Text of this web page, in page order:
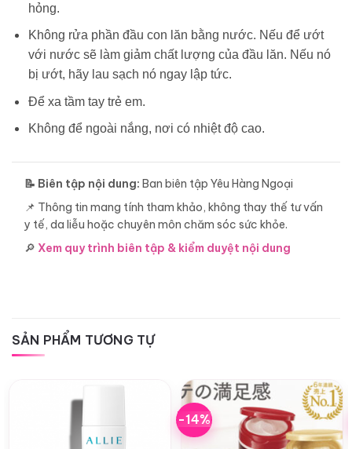
hỏng.
Không rửa phần đầu con lăn bằng nước. Nếu để ướt
với nước sẽ làm giảm chất lượng của đầu lăn. Nếu nó
bị ướt, hãy lau sạch nó ngay lập tức.
Để xa tầm tay trẻ em.
Không để ngoài nắng, nơi có nhiệt độ cao.
📝 Biên tập nội dung: Ban biên tập Yêu Hàng Ngoại
📌 Thông tin mang tính tham khảo, không thay thế tư vấn
y tế, da liễu hoặc chuyên môn chăm sóc sức khỏe.
🔎 Xem quy trình biên tập & kiểm duyệt nội dung
SẢN PHẨM TƯƠNG TỰ
-14%